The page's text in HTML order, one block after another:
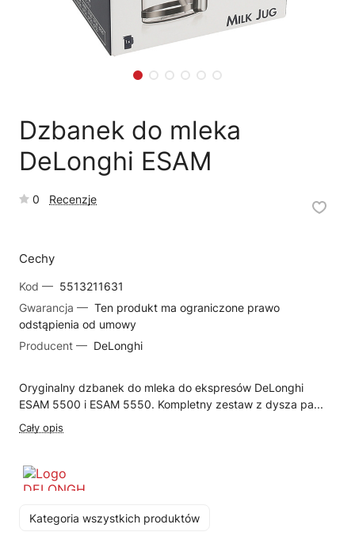
Dzbanek do mleka
DeLonghi ESAM
0 Recenzje
Cechy
Kod — 5513211631
Gwarancja — Ten produkt ma ograniczone prawo
odstąpienia od umowy
Producent — DeLonghi
Oryginalny dzbanek do mleka do ekspresów DeLonghi
ESAM 5500 i ESAM 5550. Kompletny zestaw z dysza pa...
Cały opis
Kategoria wszystkich produktów
Reklamacja naprawy 📦Reklamacja towaru